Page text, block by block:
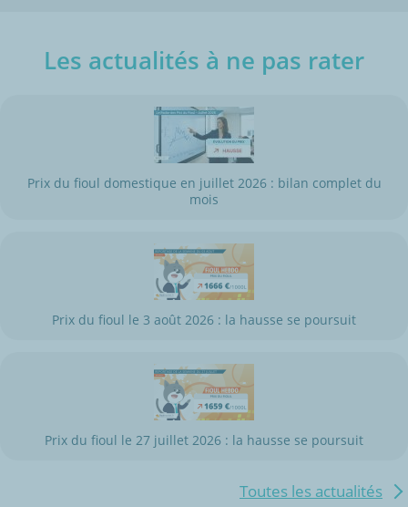
Les actualités à ne pas rater
Prix du fioul domestique en juillet 2026 : bilan complet du
mois
Prix du fioul le 3 août 2026 : la hausse se poursuit
Prix du fioul le 27 juillet 2026 : la hausse se poursuit
Toutes les actualités